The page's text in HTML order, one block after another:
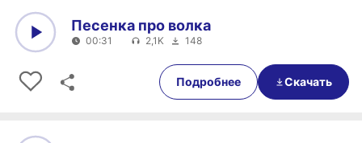
00:31
Песенка про волка
00:31 2,1K 148
Подробнее Скачать